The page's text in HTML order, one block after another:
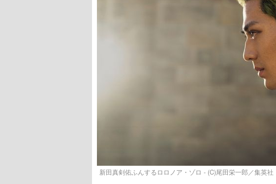
新田真剣佑ふんするロロノア・ゾロ - (C)尾田栄一郎／集英社